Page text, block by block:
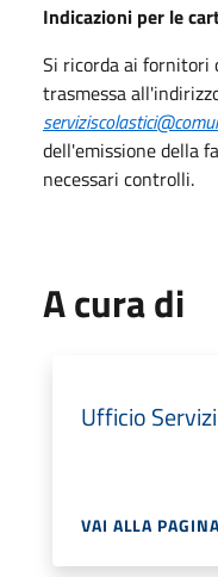
Indicazioni per le
Si ricorda ai fornitori
trasmessa
dell'emissione della
necessari controlli.
A cura di
Ufficio
VAI ALLA PAGINA